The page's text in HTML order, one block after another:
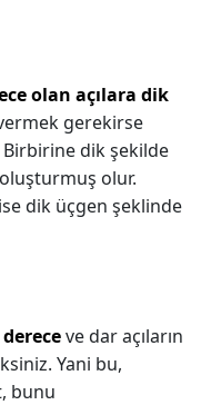
olan açılara dik
gerekirse
Birbirine dik şekilde
olur.
dik üçgen şeklinde
dereceve dar açıların
Yani bu,
bunu